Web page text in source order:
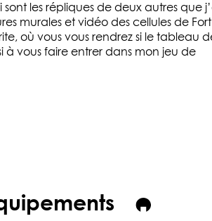
les répliques de deux autres que
murales et vidéo des cellules de Fort
où vous vous rendrez si le tableau
à vous faire entrer dans mon jeu de